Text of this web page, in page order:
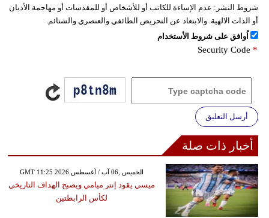
شروط النشر: عدم الإساءة للكاتب أو للأشخاص أو للمقدسات أو مهاجمة الأديان
أو الذات الالهية. والابتعاد عن التحريض الطائفي والعنصري والشتائم.
اُوافق على شروط الأستخدام
Security Code *
أرسل التعليق
أخبار ذات صلة
GMT 11:25 2026 الخميس ,06 آب / أغسطس
ميسي يقود إنتر ميامي ويصبح الهداف التاريخي
لكأس الرابطتين